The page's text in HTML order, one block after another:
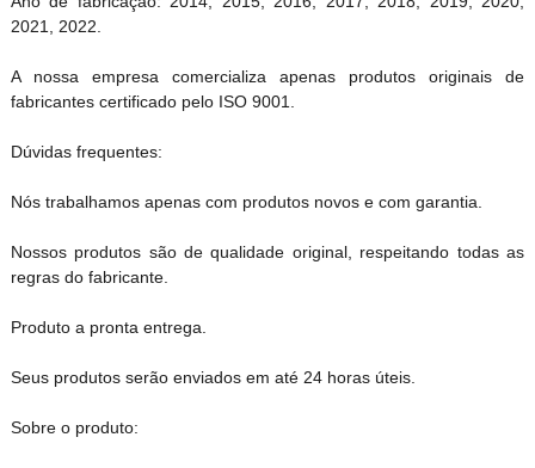
2021, 2022.
A nossa empresa comercializa apenas produtos originais de
fabricantes certificado pelo ISO 9001.
Dúvidas frequentes:
Nós trabalhamos apenas com produtos novos e com garantia.
Nossos produtos são de qualidade original, respeitando todas as
regras do fabricante.
Produto a pronta entrega.
Seus produtos serão enviados em até 24 horas úteis.
Sobre o produto: